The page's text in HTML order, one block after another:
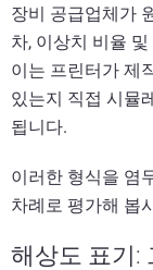
장비 공급업체가
차, 이상치 비율
이는 프린터가 제
있는지 직접 시뮬
됩니다.
이러한 형식을 염
차례로 평가해 봅
해상도 표기: